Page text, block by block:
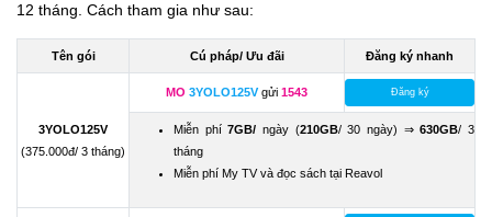
12 tháng. Cách tham gia như sau:
Tên gói Cú pháp/ Ưu đãi Đăng ký nhanh
3YOLO125V
(375.000đ/ 3 tháng)
MO 3YOLO125Vgửi 1543 Đăng ký
Miễn phí7GB/ngày (210GB/ 30 ngày) ⇒630GB/ 3
tháng
Miễn phí My TV và đọc sách tại Reavol